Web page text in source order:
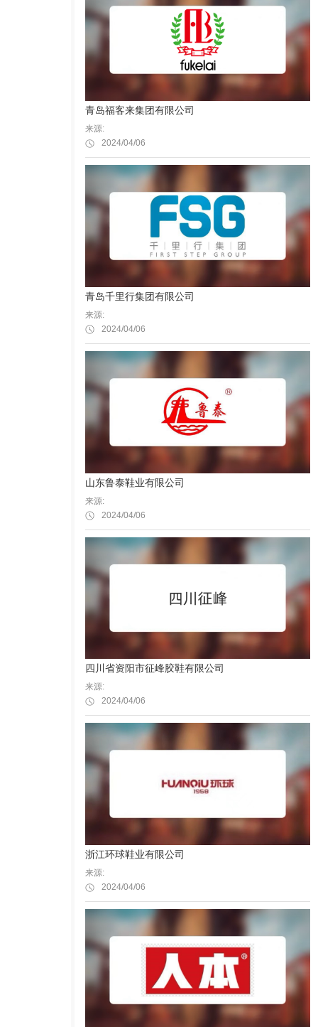
青岛福客来集团有限公司
来源:
2024/04/06
青岛千里行集团有限公司
来源:
2024/04/06
山东鲁泰鞋业有限公司
来源:
2024/04/06
四川省资阳市征峰胶鞋有限公司
来源:
2024/04/06
浙江环球鞋业有限公司
来源:
2024/04/06